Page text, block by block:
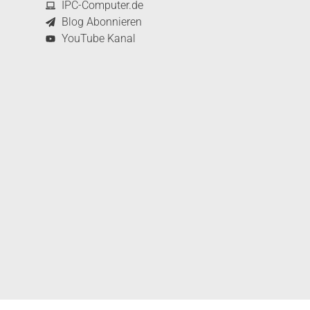
IPC-Computer.de
Blog Abonnieren
YouTube Kanal